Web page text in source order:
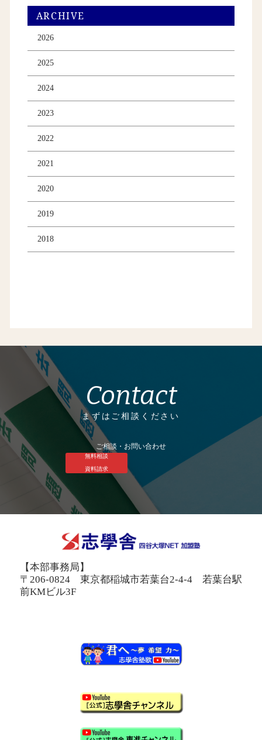
ARCHIVE
2026
2025
2024
2023
2022
2021
2020
2019
2018
Contact
まずはご相談ください
ご相談・お問い合わせ
無料相談
資料請求
【本部事務局】
〒206-0824 東京都稲城市若葉台2-4-4 若葉台駅
前KMビル3F